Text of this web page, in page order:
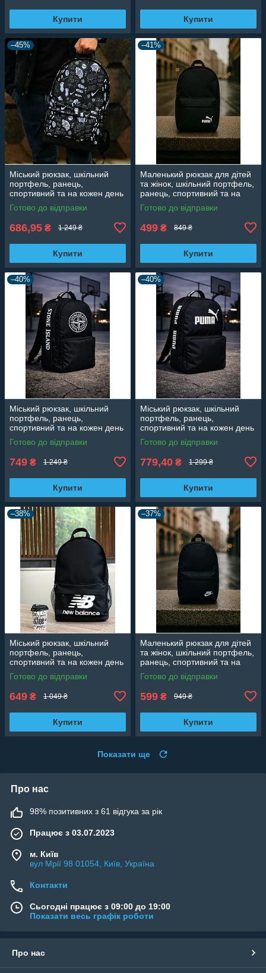
Купити Купити
–45%
Міський рюкзак, шкільний
портфель, ранець,
спортивний та на кожен день
Готово до відправки
686,95 ₴ 1 249 ₴
Купити
–41%
Маленький рюкзак для дітей
та жінок, шкільний портфель,
ранець, спортивний та на
кожен день
Готово до відправки
499 ₴ 849 ₴
Купити
–40%
Міський рюкзак, шкільний
портфель, ранець,
спортивний та на кожен день
Готово до відправки
749 ₴ 1 249 ₴
Купити
–40%
Міський рюкзак, шкільний
портфель, ранець,
спортивний та на кожен день
Готово до відправки
779,40 ₴ 1 299 ₴
Купити
–38%
Міський рюкзак, шкільний
портфель, ранець,
спортивний та на кожен день
Готово до відправки
649 ₴ 1 049 ₴
Купити
–37%
Маленький рюкзак для дітей
та жінок, шкільний портфель,
ранець, спортивний та на
кожен день
Готово до відправки
599 ₴ 949 ₴
Купити
Показати ще
Про нас
98% позитивних з 61 відгука за рік
Працює з 03.07.2023
м. Київ
вул Мрії 98 01054, Київ, Україна
Контакти
Сьогодні працює з 09:00 до 19:00
Показати весь графік роботи
Про нас